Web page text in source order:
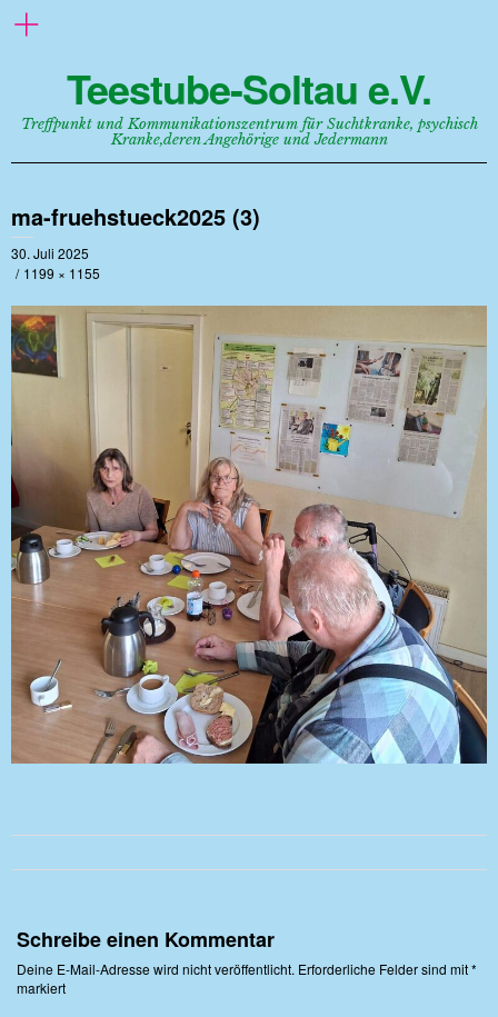
Teestube-Soltau e.V.
Treffpunkt und Kommunikationszentrum für Suchtkranke, psychisch
Kranke,deren Angehörige und Jedermann
ma-fruehstueck2025 (3)
30. Juli 2025
1199 × 1155
Schreibe einen Kommentar
Deine E-Mail-Adresse wird nicht veröffentlicht. Erforderliche Felder sind mit*
markiert